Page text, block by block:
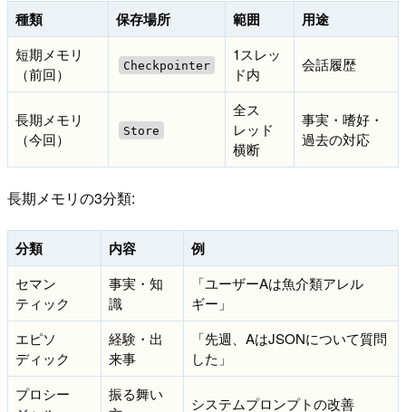
種類 保存場所 範囲 用途
短期メモリ
（前回）
Checkpointer
1スレッ
ド内
会話履歴
長期メモリ
（今回）
Store
全ス
レッド
横断
事実・嗜好・
過去の対応
長期メモリの3分類:
分類 内容 例
セマン
ティック
事実・知
識
「ユーザーAは魚介類アレル
ギー」
エピソ
ディック
経験・出
来事
「先週、AはJSONについて質問
した」
プロシー
振る舞い
システムプロンプトの改善